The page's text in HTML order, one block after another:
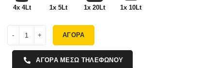
4x 4Lt 1x 5Lt 1x 20Lt 1x 10Lt
ΑΓΟΡΑ
ΑΓΟΡΑ ΜΕΣΩ ΤΗΛΕΦΩΝΟΥ